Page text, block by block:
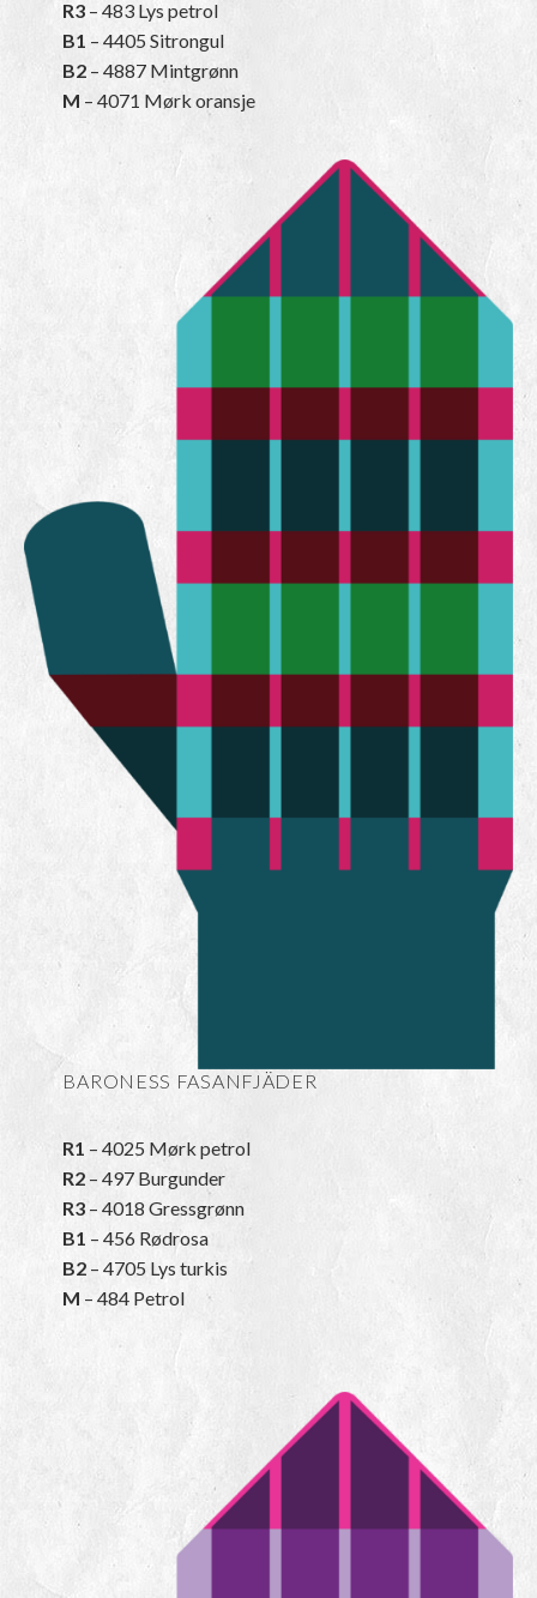
R3 – 483 Lys petrol
B1 – 4405 Sitrongul
B2 – 4887 Mintgrønn
M – 4071 Mørk oransje
BARONESS FASANFJÄDER
R1 – 4025 Mørk petrol
R2 – 497 Burgunder
R3 – 4018 Gressgrønn
B1 – 456 Rødrosa
B2 – 4705 Lys turkis
M – 484 Petrol